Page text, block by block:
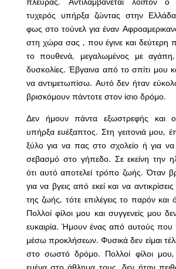
τυχερός υπήρξα ζώντας στην
φως στο τούνελ για έναν
στη χώρα σας , που έγινε και δεύτερη
το πουθενά, μεγαλωμένος με
δυσκολίες. Έβγαινα από το σπίτι μου
να αντιμετωπίσω. Αυτό δεν ήταν
βρισκόμουν πάντοτε στον ίσιο δρόμο.
Δεν ήμουν πάντα εξωστρεφής και
υπήρξα ευέξαπτος. Στη γειτονιά μου,
ξύλο για να πας στο σχολείο ή για να
σεβασμό στο γήπεδο. Σε εκείνη την
ότι αυτό αποτελεί τρόπο ζωής. Όταν
για να βγεις από εκεί και να
της ζωής, τότε επιλέγεις το παρόν και
Πολλοί φίλοι μου και συγγενείς μου
ευκαιρία. Ήμουν ένας από αυτούς που
μέσω προκλήσεων. Φυσικά δεν είμαι
στο σωστό δρόμο. Πολλοί φίλοι μου,